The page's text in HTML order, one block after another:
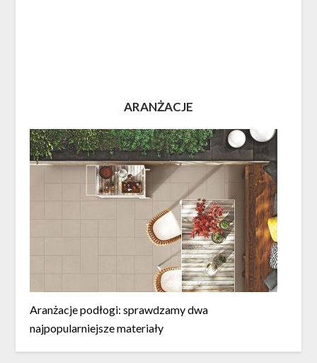
ARANŻACJE
Aranżacje podłogi: sprawdzamy dwa
najpopularniejsze materiały